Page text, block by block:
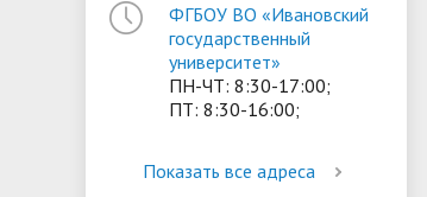
ФГБОУ ВО «Ивановский
государственный
университет»
ПН-ЧТ: 8:30-17:00;
ПТ: 8:30-16:00;
Показать все адреса